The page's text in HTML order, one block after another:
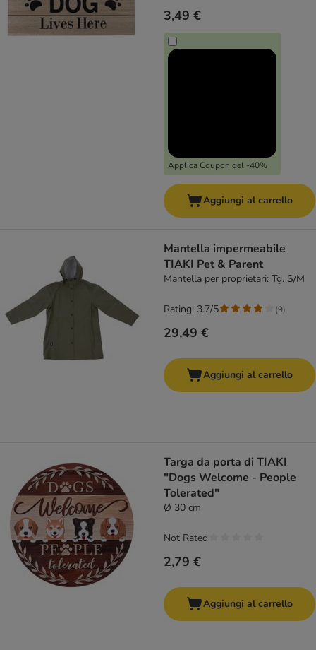
3,49 €
Applica Coupon del -40%
Aggiungi al carrello
Mantella impermeabile
TIAKI Pet & Parent
Mantella per proprietari: Tg. S/M
29,49 €
Rating: 3.7/5 (9)
Aggiungi al carrello
Targa da porta di TIAKI
"Dogs Welcome - People
Tolerated"
Ø 30 cm
2,79 €
Not Rated
Aggiungi al carrello